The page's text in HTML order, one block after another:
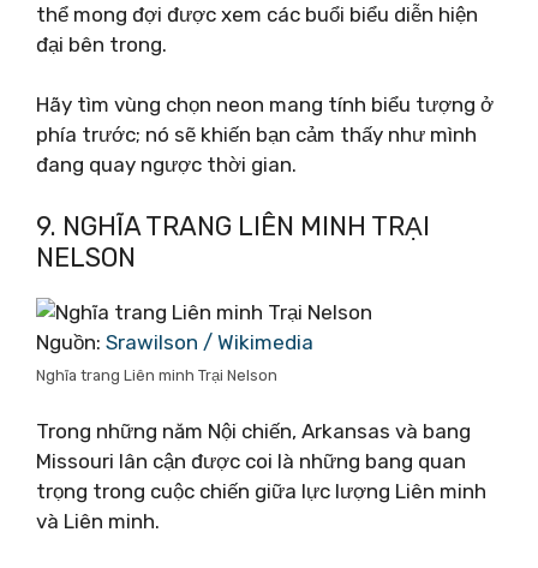
thể mong đợi được xem các buổi biểu diễn hiện
đại bên trong.
Hãy tìm vùng chọn neon mang tính biểu tượng ở
phía trước; nó sẽ khiến bạn cảm thấy như mình
đang quay ngược thời gian.
9. NGHĨA TRANG LIÊN MINH TRẠI
NELSON
Nguồn: Srawilson / Wikimedia
Nghĩa trang Liên minh Trại Nelson
Trong những năm Nội chiến, Arkansas và bang
Missouri lân cận được coi là những bang quan
trọng trong cuộc chiến giữa lực lượng Liên minh
và Liên minh.